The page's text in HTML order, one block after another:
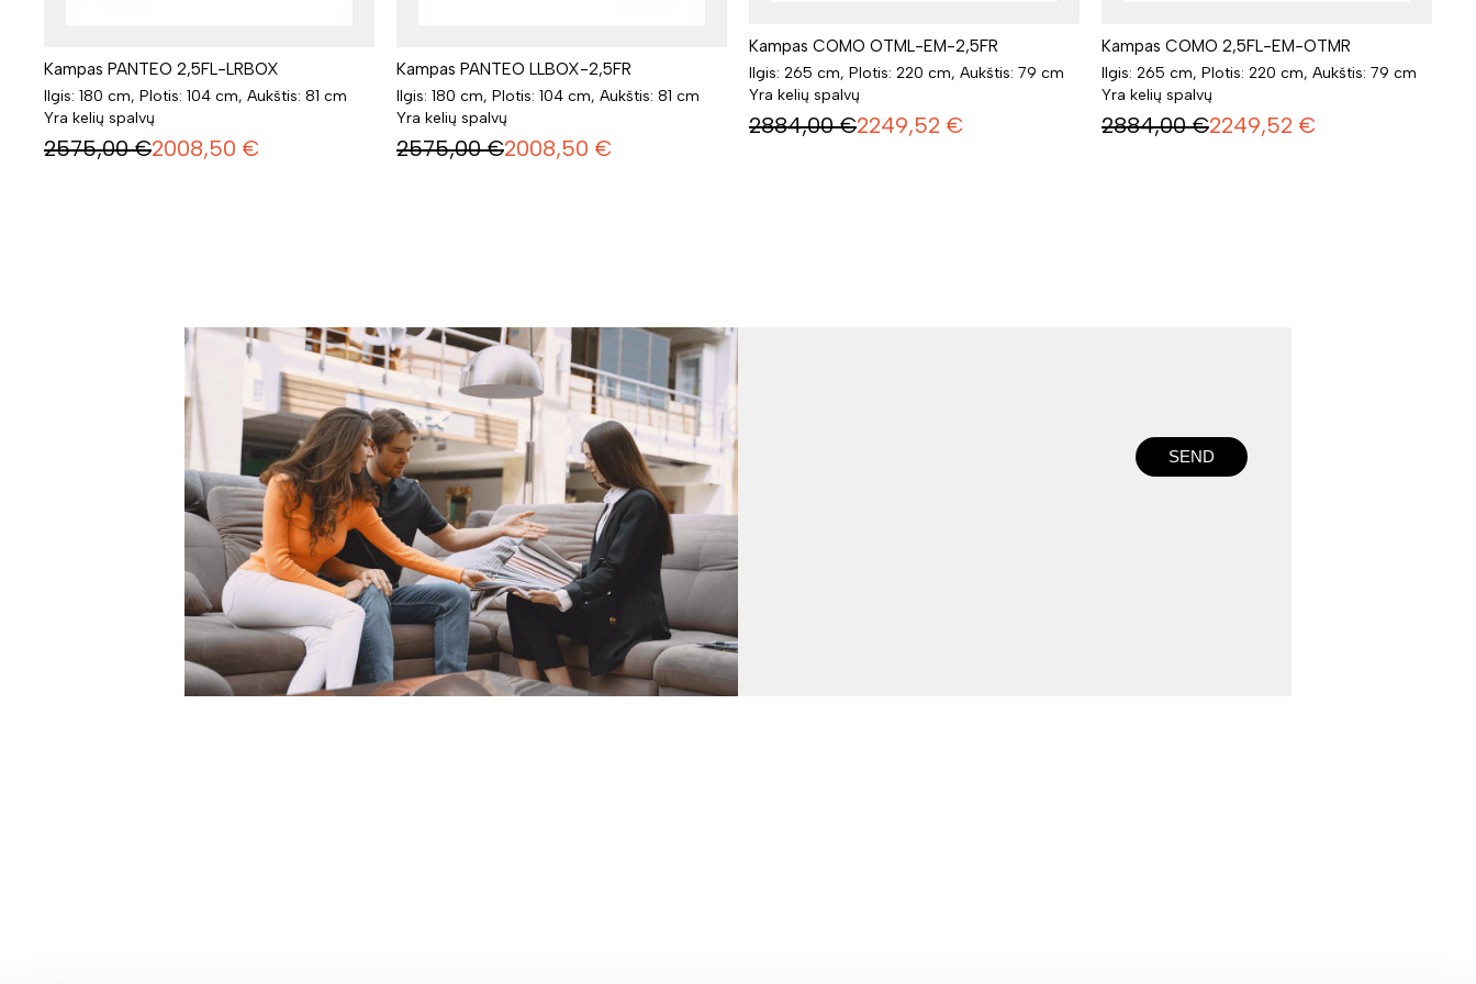
Kampas PANTEO 2,5FL-LRBOX
Ilgis: 180 cm, Plotis: 104 cm, Aukštis: 81 cm
Yra kelių spalvų
2575,00 €2008,50 €
Kampas PANTEO LLBOX-2,5FR
Ilgis: 180 cm, Plotis: 104 cm, Aukštis: 81 cm
Yra kelių spalvų
2575,00 €2008,50 €
Kampas COMO OTML-EM-2,5FR
Ilgis: 265 cm, Plotis: 220 cm, Aukštis: 79 cm
Yra kelių spalvų
2884,00 €2249,52 €
Kampas COMO 2,5FL-EM-OTMR
Ilgis: 265 cm, Plotis: 220 cm, Aukštis: 79 cm
Yra kelių spalvų
2884,00 €2249,52 €
SEND